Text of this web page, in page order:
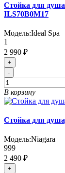
Стойка для
ILS70B0M17
Модель:Ideal Spa
1
2 990 ₽
+
-
В корзину
Стойка для
Модель:Niagara
999
2 490 ₽
+